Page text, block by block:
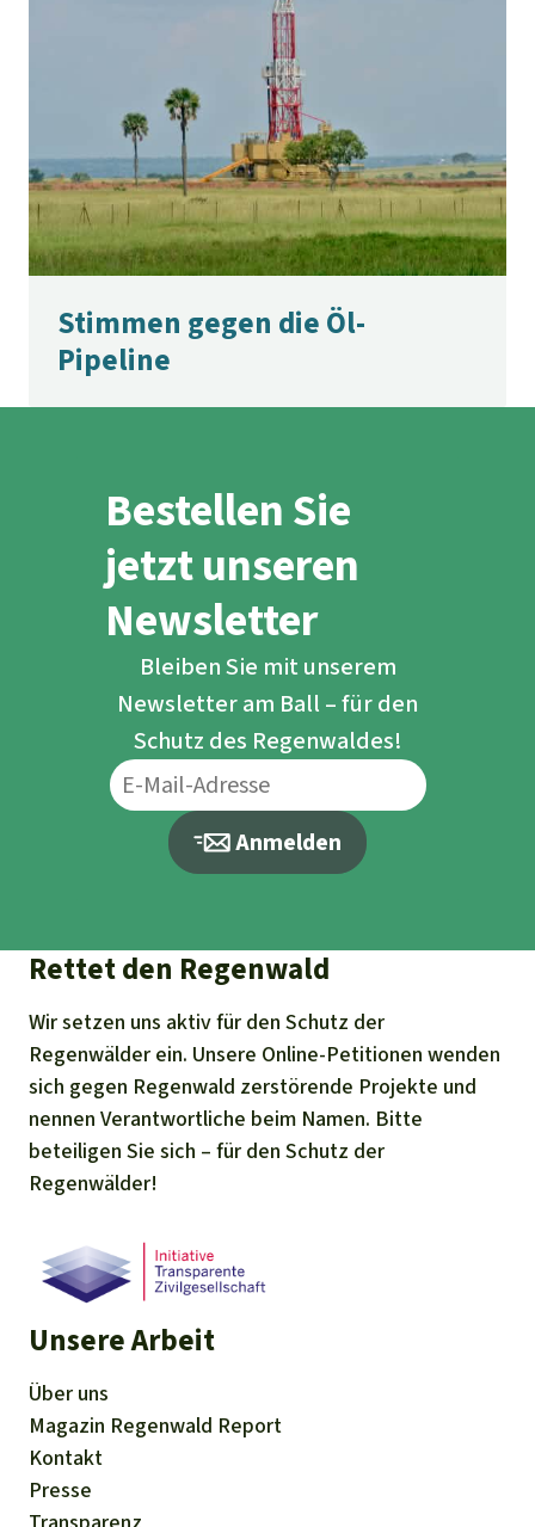
Stimmen gegen die Öl-
Pipeline
Bestellen Sie
jetzt unseren
Newsletter
Bleiben Sie mit unserem
Newsletter am Ball – für den
Schutz des Regenwaldes!
Anmelden
Rettet den Regenwald
Wir setzen uns aktiv für den Schutz der
Regenwälder ein. Unsere Online-Petitionen wenden
sich gegen Regenwald zerstörende Projekte und
nennen Verantwortliche beim Namen. Bitte
beteiligen Sie sich – für den Schutz der
Regenwälder!
Unsere Arbeit
Über uns
Magazin Regenwald Report
Kontakt
Presse